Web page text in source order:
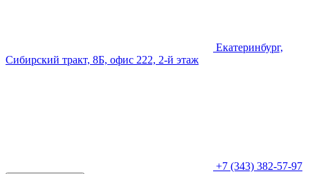
Екатеринбург,
Сибирский тракт, 8Б, офис 222, 2-й этаж
+7 (343) 382-57-97